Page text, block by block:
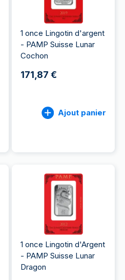
1 once Lingotin d'argent
- PAMP Suisse Lunar
Cochon
171,87 €
Ajout panier
1 once Lingotin d'Argent
- PAMP Suisse Lunar
Dragon